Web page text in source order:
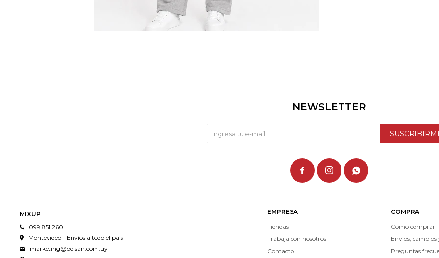
MIXUP
099 851 260
Montevideo - Envíos a todo el país
marketing@odisan.com.uy
EMPRESA
Tiendas
Trabaja con nosotros
Contacto
COMPRA
Como comprar
Envíos, cambios
Preguntas
NEWSLETTER
  